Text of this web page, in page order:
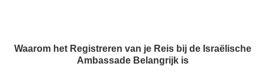
Waarom het Registreren van je Reis bij de Israëlische
Ambassade Belangrijk is